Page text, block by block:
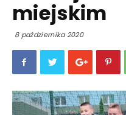
miejskim
8 października 2020